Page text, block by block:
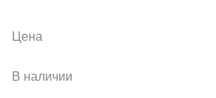
Цена
В наличии